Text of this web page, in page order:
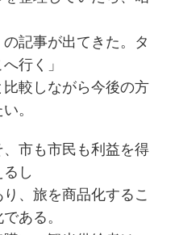
記事が出てきた。タ
行く」
較しながら今後の方
。
、市も市民も利益を得
し
、旅を商品化するこ
ある。